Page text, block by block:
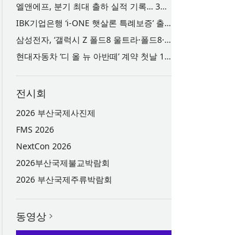
엘앤에프, 분기 최대 출하 실적 기록… 3분기 북미 ESS향 LFP 공급 착수 NCM+LFP ‘2-Track’ 성장 전략 실현
IBK기업은행 ‘i-ONE 햇살론 특례보증’ 출시
삼성전자, ‘갤럭시 Z 폴드8 울트라·폴드8·플립8’과 ‘갤럭시 워치 울트라2·워치9’ 국내 공식 출시
현대자동차 ‘디 올 뉴 아반떼’ 계약 첫날 1만 대 돌파
전시회
2026 부산국제사진제
FMS 2026
NextCon 2026
2026부산국제불교박람회
2026 부산국제주류박람회
동영상